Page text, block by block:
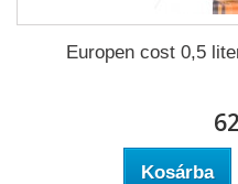
Europen cost 0,5
Kosárba